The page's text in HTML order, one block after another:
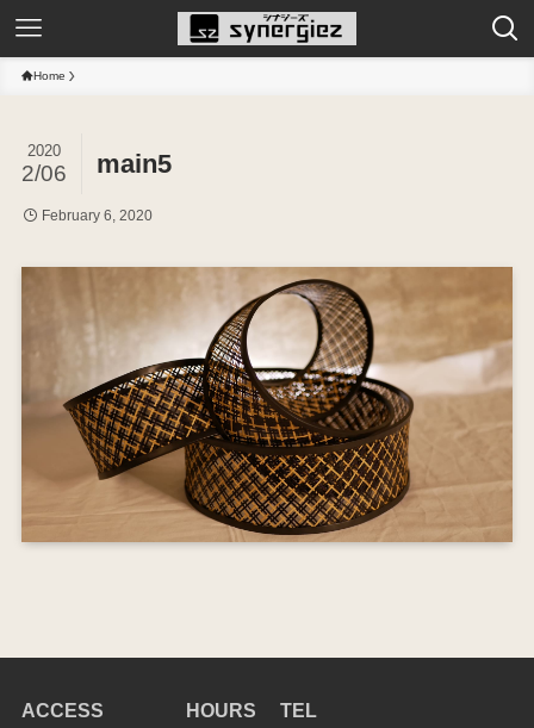
Home
main5
2020
2/06
February 6, 2020
ACCESS
HOURS
TEL